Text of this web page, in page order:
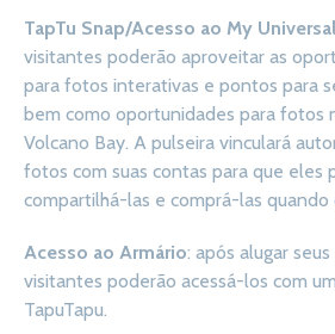
TapTu Snap/Acesso ao My
visitantes poderão aproveitar as
para fotos interativas e pontos para
bem como oportunidades para fotos
Volcano Bay. A pulseira vinculará
fotos com suas contas para que eles
compartilhá-las e comprá-las quando
Acesso ao Armário: após alugar
visitantes poderão acessá-los com
TapuTapu.